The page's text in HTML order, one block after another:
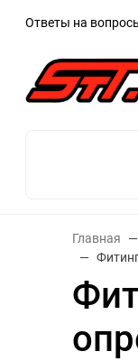
Ответы на
Главная